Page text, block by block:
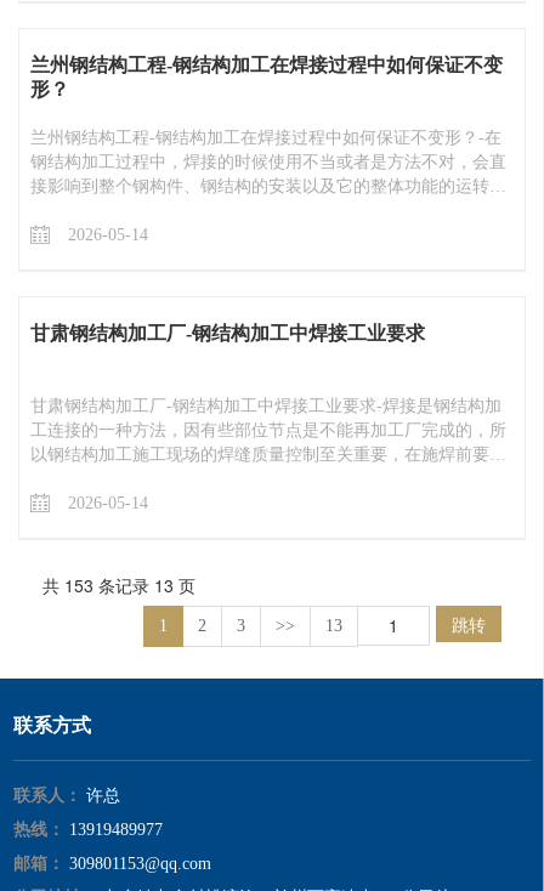
兰州钢结构工程​-钢结构加工在焊接过程中如何保证不变
形？
兰州钢结构工程​-钢结构加工在焊接过程中如何保证不变形？-在
钢结构加工过程中，焊接的时候使用不当或者是方法不对，会直
接影响到整个钢构件、钢结构的安装以及它的整体功能的运转，
2026-05-14
甘肃钢结构加工厂​-钢结构加工中焊接工业要求
甘肃钢结构加工厂​-钢结构加工中焊接工业要求-焊接是钢结构加
工连接的一种方法，因有些部位节点是不能再加工厂完成的，所
以钢结构加工施工现场的焊缝质量控制至关重要，在施焊前要做
焊缝连接经常出现质量缺陷问题。
2026-05-14
共 153 条记录 13 页
1 2 3 >> 13 跳转
联系方式
联系人：
许总
热线：
13919489977
邮箱：
309801153@qq.com